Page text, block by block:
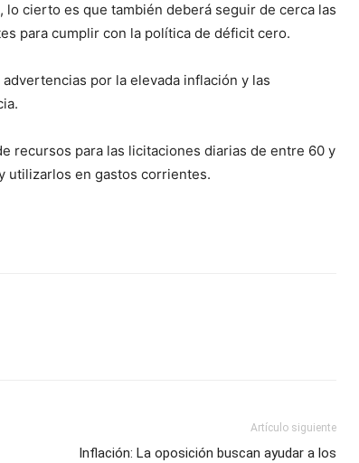
cierto es que también deberá seguir de cerca las
para cumplir con la política de déficit cero.
por la elevada inflación y las
recursos para las licitaciones diarias de entre 60 y
utilizarlos en gastos corrientes.
Artículo siguiente
Inflación: La oposición buscan ayudar a los